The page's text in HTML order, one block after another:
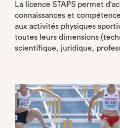
La licence STAPS permet
connaissances et
aux activités physiques
toutes leurs dimensions
scientifique, juridique,